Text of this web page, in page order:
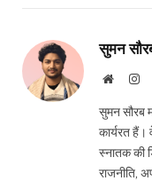
सुमन
Website
सुमन सौरब
कार्यरत
स्नातक की
राजनीति,